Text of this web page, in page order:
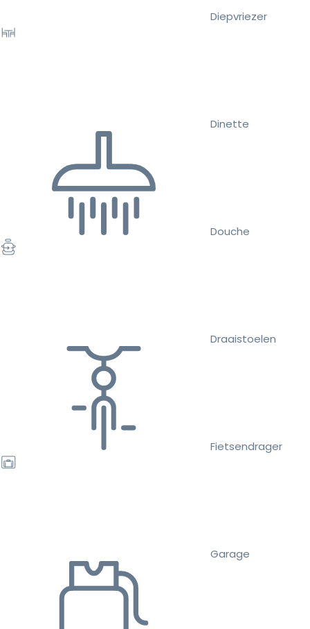
Diepvriezer
Dinette
Douche
Draaistoelen
Fietsendrager
Garage